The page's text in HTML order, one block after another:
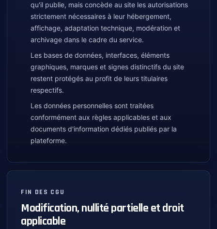
qu'il publie, mais concède au site les autorisations
strictement nécessaires à leur hébergement,
affichage, adaptation technique, modération et
archivage dans le cadre du service.
Les bases de données, interfaces, éléments
graphiques, marques et signes distinctifs du site
restent protégés au profit de leurs titulaires
respectifs.
Les données personnelles sont traitées
conformément aux règles applicables et aux
documents d'information dédiés publiés par la
plateforme.
FIN DES CGU
Modification, nullité partielle et droit
applicable